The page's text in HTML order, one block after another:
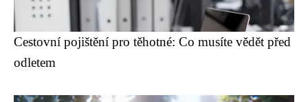
Cestovní pojištění pro těhotné: Co musíte vědět před
odletem